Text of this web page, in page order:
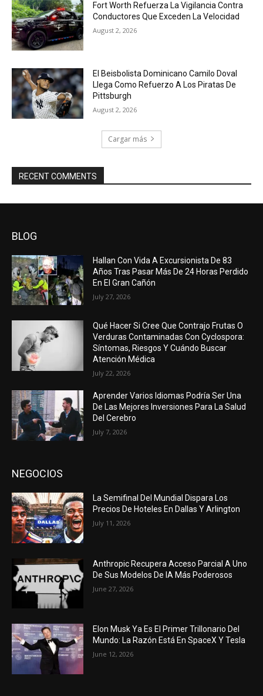
Fort Worth Refuerza La Vigilancia Contra
Conductores Que Exceden La Velocidad
August 2, 2026
El Beisbolista Dominicano Camilo Doval
Llega Como Refuerzo A Los Piratas De
Pittsburgh
August 2, 2026
Cargar más
RECENT COMMENTS
BLOG
Hallan Con Vida A Excursionista De 83
Años Tras Pasar Más De 24 Horas Perdido
En El Gran Cañón
July 27, 2026
Qué Hacer Si Cree Que Contrajo Frutas O
Verduras Contaminadas Con Cyclospora:
Síntomas, Riesgos Y Cuándo Buscar
Atención Médica
July 22, 2026
Aprender Varios Idiomas Podría Ser Una
De Las Mejores Inversiones Para La Salud
Del Cerebro
July 7, 2026
NEGOCIOS
La Semifinal Del Mundial Dispara Los
Precios De Hoteles En Dallas Y Arlington
July 11, 2026
Anthropic Recupera Acceso Parcial A Uno
De Sus Modelos De IA Más Poderosos
June 27, 2026
Elon Musk Ya Es El Primer Trillonario Del
Mundo: La Razón Está En SpaceX Y Tesla
June 12, 2026